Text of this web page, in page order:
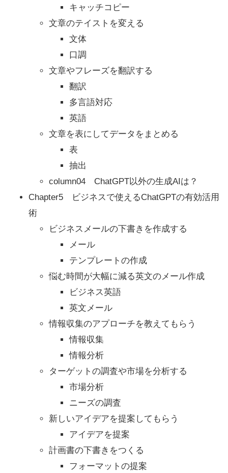
キャッチコピー
文章のテイストを変える
文体
口調
文章やフレーズを翻訳する
翻訳
多言語対応
英語
文章を表にしてデータをまとめる
表
抽出
column04 ChatGPT以外の生成AIは？
Chapter5 ビジネスで使えるChatGPTの有効活用
術
ビジネスメールの下書きを作成する
メール
テンプレートの作成
悩む時間が大幅に減る英文のメール作成
ビジネス英語
英文メール
情報収集のアプローチを教えてもらう
情報収集
情報分析
ターゲットの調査や市場を分析する
市場分析
ニーズの調査
新しいアイデアを提案してもらう
アイデアを提案
計画書の下書きをつくる
フォーマットの提案